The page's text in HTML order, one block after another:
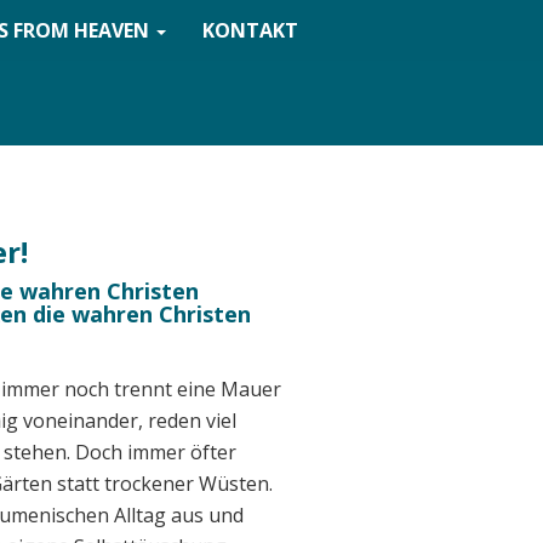
FROM HEAVEN KONTAKT
wahren Christen
die wahren Christen
noch trennt eine Mauer
voneinander, reden viel
Doch immer öfter
statt trockener Wüsten.
Alltag aus und